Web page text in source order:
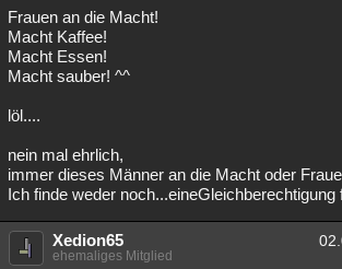
Frauen an die Macht!
Macht Kaffee!
Macht Essen!
Macht sauber! ^^
löl....
nein mal ehrlich,
immer dieses Männer an die Macht oder
Ich finde weder noch...eineGleichberechtigung
Xedion65
ehemaliges Mitglied